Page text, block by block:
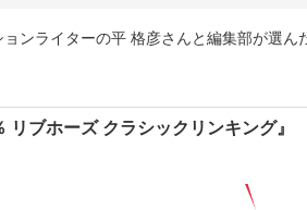
ンライターの平 格彦さんと編集部が選ん
リブホーズ クラシックリンキング』